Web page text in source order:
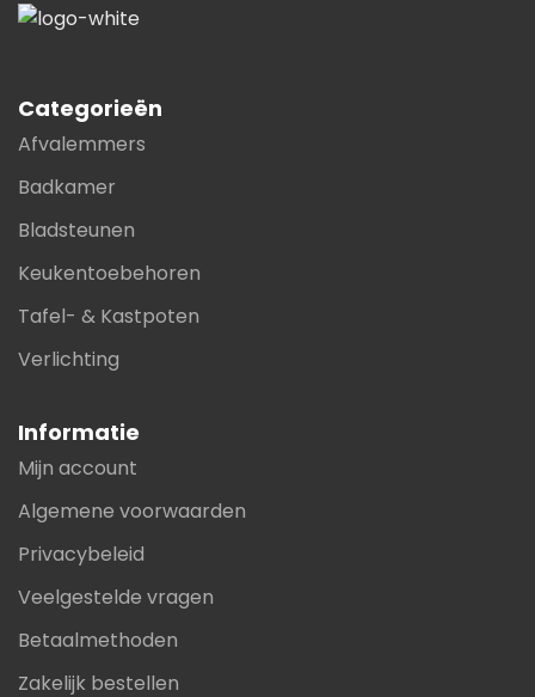
Categorieën
Afvalemmers
Badkamer
Bladsteunen
Keukentoebehoren
Tafel- & Kastpoten
Verlichting
Informatie
Mijn account
Algemene voorwaarden
Privacybeleid
Veelgestelde vragen
Betaalmethoden
Zakelijk bestellen